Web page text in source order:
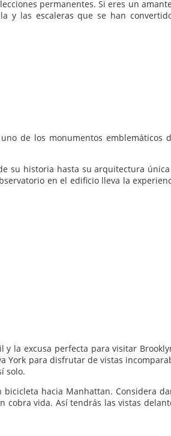
permanentes. Si eres un
y las escaleras que se han
de los monumentos emblemáticos
su historia hasta su arquitectura
en el edificio lleva la
la excusa perfecta para visitar
York para disfrutar de vistas
solo.
bicicleta hacia Manhattan. Considera
cobra vida. Así tendrás las vistas